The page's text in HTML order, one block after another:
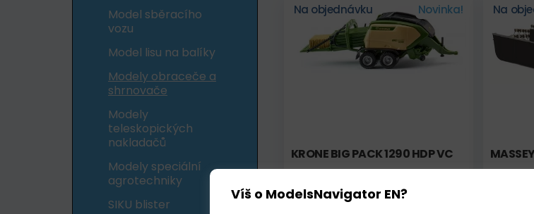
Model sběracího
vozu
Model lisu na balíky
Modely obraceče a
shrnovače
Modely
teleskopických
nakladačů
Modely speciální
agrotechniky
SIKU blister
Na objednávku Novinka!
KRONE BIG PACK 1290 HDP VC
Na
Víš o ModelsNavigator EN?